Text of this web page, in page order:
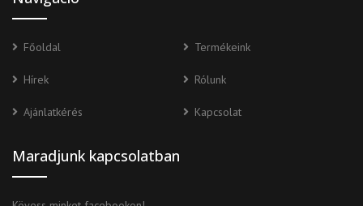
Főoldal Termékeink
Hírek Rólunk
Ajánlatkérés Kapcsolat
Maradjunk kapcsolatban